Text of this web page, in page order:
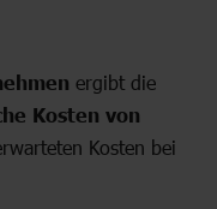
ergibt die
Kosten von
Kosten bei